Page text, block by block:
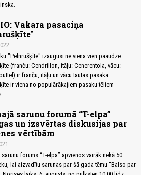
Vakara pasaciņa
"Pelnrušķīte" izaugusi ne viena vien paaudze.
(franču: Cendrillon, itāļu: Cenerentola, vācu:
ir franču, itāļu un vācu tautas pasaka.
ir viena no populārākajiem pasaku tēliem
sarunu forumā “T-elpa”
un izsvērtas diskusijas par
vērtībām
sarunu forums “T-elpa” apvienos vairāk nekā 50
lai aizvadītu sarunas par šā gada tēmu “Balso par